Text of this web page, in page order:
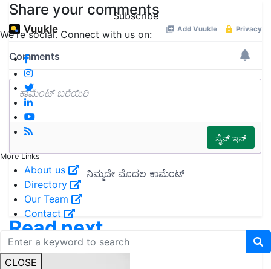
Subscribe
We're social. Connect with us on:
More Links
About us
Directory
Our Team
Contact
CLOSE
Share your comments
Read next